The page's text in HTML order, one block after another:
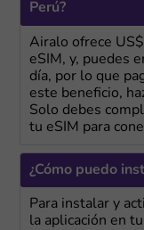
Perú?
Airalo ofrece
eSIM, y, puedes
día, por lo que
este beneficio,
Solo debes
tu eSIM para
¿Cómo puedo
Para instalar y
la aplicación en